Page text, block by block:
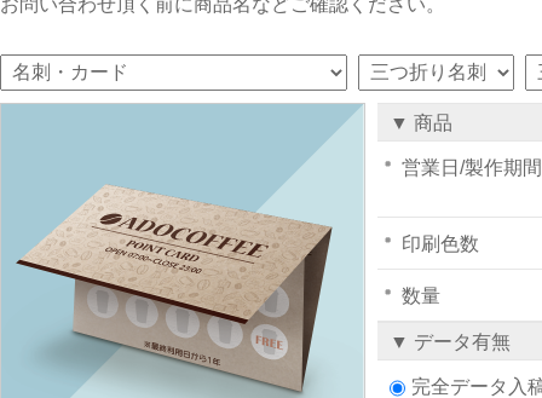
お問い合わせ頂く前に商品名などご確認ください。
▼ 商品
営業日/製作期間
印刷色数
数量
▼ データ有無
完全データ入